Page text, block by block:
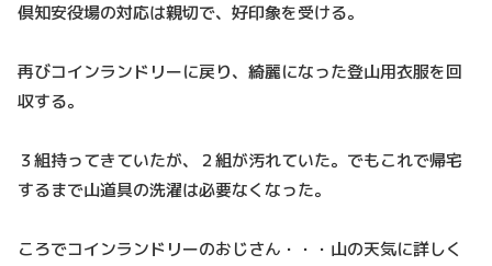
倶知安役場の対応は親切で、好印象を受ける。
再びコインランドリーに戻り、綺麗になった登山用衣服を回
収する。
３組持ってきていたが、２組が汚れていた。でもこれで帰宅
するまで山道具の洗濯は必要なくなった。
ころでコインランドリーのおじさん・・・山の天気に詳しく